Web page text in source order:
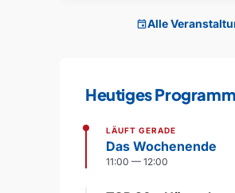
eventAlle
Heutiges Programm
LÄUFT GERADE
Das Wochenende
11:00 — 12:00